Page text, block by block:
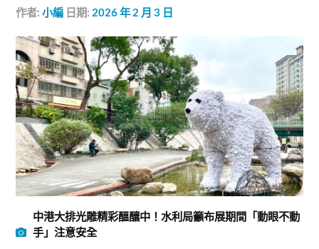
作者:小編 日期: 2026 年 2 月 3 日
中港大排光雕精彩醞釀中！水利局籲布展期間「動眼不動
手」注意安全